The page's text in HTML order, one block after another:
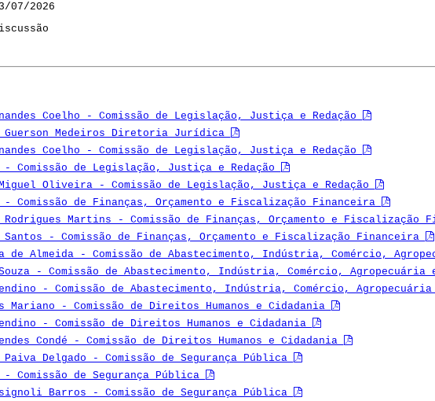
07/2026
Coelho - Comissão de Legislação, Justiça e Redação
Guerson Medeiros Diretoria Jurídica
Coelho - Comissão de Legislação, Justiça e Redação
Comissão de Legislação, Justiça e Redação
Oliveira - Comissão de Legislação, Justiça e Redação
Comissão de Finanças, Orçamento e Fiscalização Financeira
Martins - Comissão de Finanças, Orçamento e Fiscalização
Santos - Comissão de Finanças, Orçamento e Fiscalização Financeira
de Almeida - Comissão de Abastecimento, Indústria, Comércio,
- Comissão de Abastecimento, Indústria, Comércio, Agropecuária
- Comissão de Abastecimento, Indústria, Comércio, Agropecuária
Mariano - Comissão de Direitos Humanos e Cidadania
- Comissão de Direitos Humanos e Cidadania
Condé - Comissão de Direitos Humanos e Cidadania
Delgado - Comissão de Segurança Pública
Comissão de Segurança Pública
Barros - Comissão de Segurança Pública